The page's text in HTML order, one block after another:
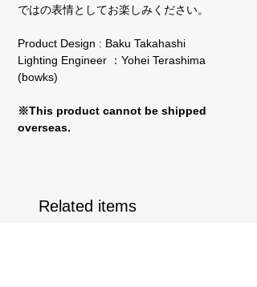
ではの表情としてお楽しみください。
Product Design : Baku Takahashi
Lighting Engineer ：Yohei Terashima
(bowks)
※This product cannot be shipped
overseas.
Related items